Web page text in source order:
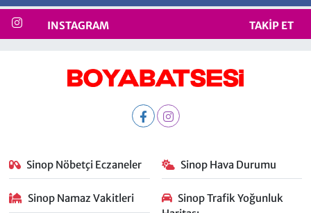
INSTAGRAM TAKIP ET
Sinop Nöbetçi Eczaneler Sinop Hava Durumu
Sinop Namaz Vakitleri
Sinop Trafik Yoğunluk